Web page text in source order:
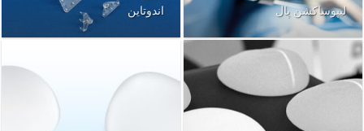
لیپوساکشن پال اندوتاین